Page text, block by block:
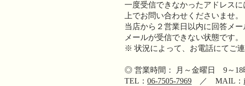
一度受信できなかったアドレス
上でお問い合わせくださいませ。
当店から２営業日以内に回答メ
メールが受信できない状態です。
※ 状況によって、お電話にてご
◎ 営業時間： 月～金曜日 9～
TEL： 06-7505-7969 ／ MAIL：